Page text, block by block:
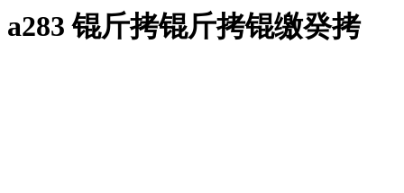
a283 锟斤拷锟斤拷锟缴癸拷